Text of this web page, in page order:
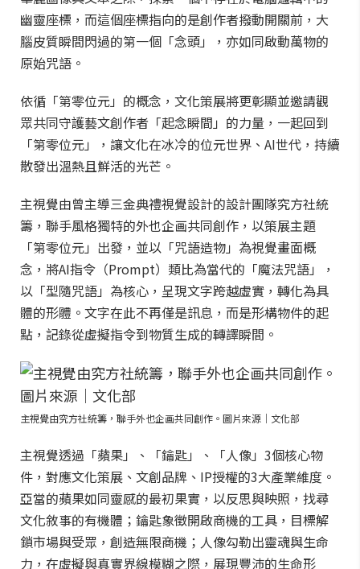
幽靈座標，而這個座標指向的是創作者撥動開關前，大
腦皮質瞬間閃過的第一個「念頭」，亦如同啟動萬物的
原始咒語。
依循「第零位元」的概念，文化策展將更彰顯並邀請觀
眾共同守護藝文創作者「起念瞬間」的力量，一起回到
「第零位元」，讓文化在冰冷的位元世界、AI世代，持續
散發出溫熱且鮮活的光芒。
主視覺由曾主導三金典禮視覺設計的設計團隊究方社統
籌，聯手風格獨特的外也企画共同創作，以策展主題
「第零位元」出發，並以「咒語造物」為視覺畫面概
念，將AI指令（Prompt）類比為當代的「魔法咒語」，
以「型隨咒語」為核心，呈現文字跨越虛實，轉化為具
體的形體。文字在此不再僅是訊息，而是形構物件的起
點，記錄從虛擬指令到物質生成的轉譯瞬間。
主視覺由究方社統籌，聯手外也企画共同創作。圖片來源｜文化部
主視覺透過「蘋果」、「鑰匙」、「人像」3個核心物
件，對應文化策展、文創品牌、IP授權的3大產業維度。
亞當的蘋果如同靈感的最初果實，以反思與映照，找尋
文化敘事的有機體；鑰匙象徵開啟商機的工具，目標解
鎖市場與受眾，創造無限商機；人像勾勒出靈魂與生命
力，在虛擬與真實界線模糊之際，展現豐沛的生命形